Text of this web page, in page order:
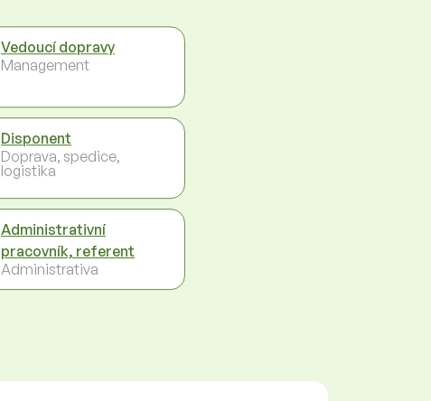
Vedoucí dopravy
Management
Disponent
Doprava, spedice,
logistika
Administrativní
pracovník, referent
Administrativa